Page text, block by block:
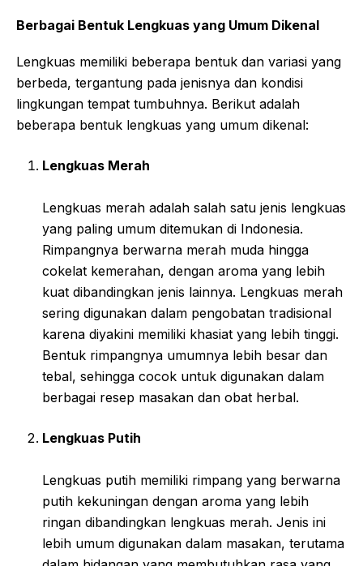
Berbagai Bentuk Lengkuas yang Umum Dikenal
Lengkuas memiliki beberapa bentuk dan variasi yang
berbeda, tergantung pada jenisnya dan kondisi
lingkungan tempat tumbuhnya. Berikut adalah
beberapa bentuk lengkuas yang umum dikenal:
Lengkuas Merah
Lengkuas merah adalah salah satu jenis lengkuas
yang paling umum ditemukan di Indonesia.
Rimpangnya berwarna merah muda hingga
cokelat kemerahan, dengan aroma yang lebih
kuat dibandingkan jenis lainnya. Lengkuas merah
sering digunakan dalam pengobatan tradisional
karena diyakini memiliki khasiat yang lebih tinggi.
Bentuk rimpangnya umumnya lebih besar dan
tebal, sehingga cocok untuk digunakan dalam
berbagai resep masakan dan obat herbal.
Lengkuas Putih
Lengkuas putih memiliki rimpang yang berwarna
putih kekuningan dengan aroma yang lebih
ringan dibandingkan lengkuas merah. Jenis ini
lebih umum digunakan dalam masakan, terutama